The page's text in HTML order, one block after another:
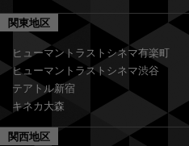
関東地区
ヒューマントラストシネマ有楽町
ヒューマントラストシネマ渋谷
テアトル新宿
キネカ大森
関西地区